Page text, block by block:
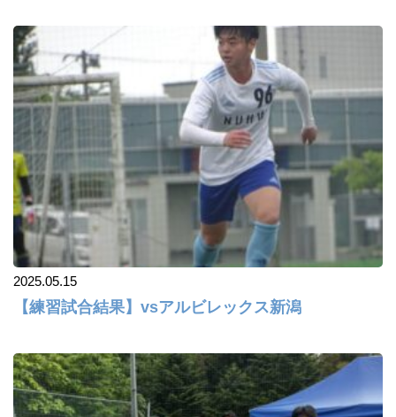
2025.05.15
【練習試合結果】vsアルビレックス新潟